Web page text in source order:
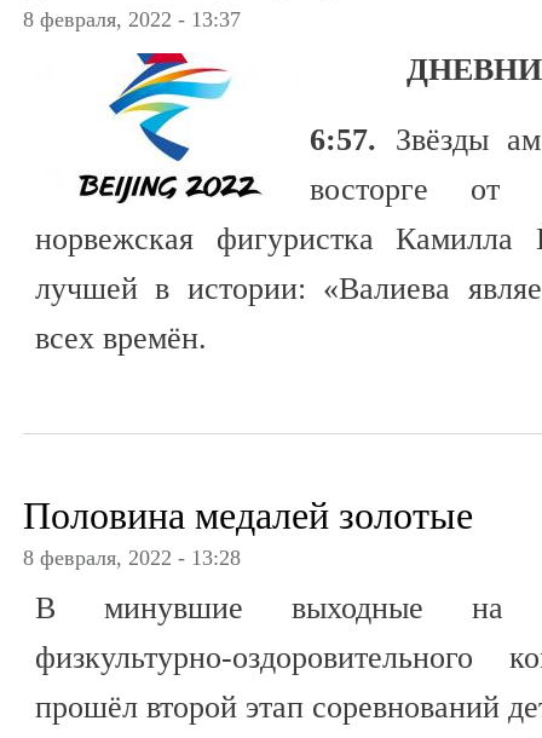
8 февраля, 2022 - 13:37
6:57. Звёзды
восторге
норвежская фигуристка Камилла
лучшей в истории: «Валиева
всех времён.
Половина медалей золотые
8 февраля, 2022 - 13:28
В минувшие выходные на
физкультурно-оздоровительного
прошёл второй этап соревнований